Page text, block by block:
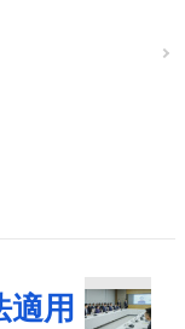
適用